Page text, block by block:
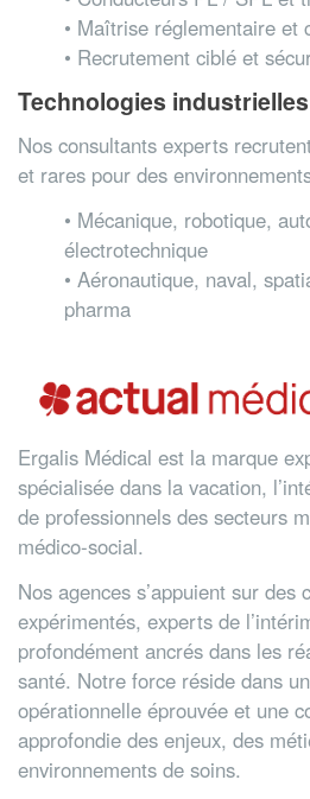
• Maîtrise réglementaire et
• Recrutement ciblé et
Technologies industrielles
Nos consultants experts
et rares pour des
• Mécanique, robotique,
électrotechnique
• Aéronautique, naval,
pharma
Ergalis Médical est la marque
spécialisée dans la vacation,
de professionnels des secteurs
médico-social.
Nos agences s’appuient sur des
expérimentés, experts de
profondément ancrés dans les
santé. Notre force réside dans
opérationnelle éprouvée et une
approfondie des enjeux, des
environnements de soins.